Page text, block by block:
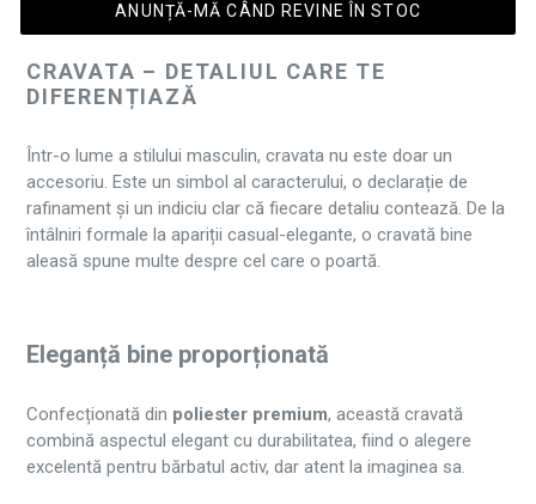
ANUNȚĂ-MĂ CÂND REVINE ÎN STOC
CRAVATA – DETALIUL CARE TE
DIFERENȚIAZĂ
Într-o lume a stilului masculin, cravata nu este doar un
accesoriu. Este un simbol al caracterului, o declarație de
rafinament și un indiciu clar că fiecare detaliu contează. De la
întâlniri formale la apariții casual-elegante, o cravată bine
aleasă spune multe despre cel care o poartă.
Eleganță bine proporționată
Confecționată din poliester premium, această cravată
combină aspectul elegant cu durabilitatea, fiind o alegere
excelentă pentru bărbatul activ, dar atent la imaginea sa.